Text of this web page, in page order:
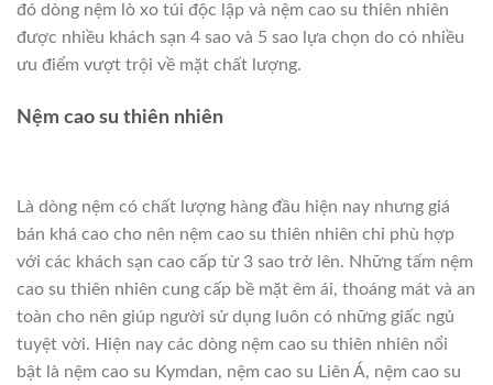
đó dòng nệm lò xo túi độc lập và nệm cao su thiên nhiên
được nhiều khách sạn 4 sao và 5 sao lựa chọn do có nhiều
ưu điểm vượt trội về mặt chất lượng.
Nệm cao su thiên nhiên
Là dòng nệm có chất lượng hàng đầu hiện nay nhưng giá
bán khá cao cho nên nệm cao su thiên nhiên chỉ phù hợp
với các khách sạn cao cấp từ 3 sao trở lên. Những tấm nệm
cao su thiên nhiên cung cấp bề mặt êm ái, thoáng mát và an
toàn cho nên giúp người sử dụng luôn có những giấc ngủ
tuyệt vời. Hiện nay các dòng nệm cao su thiên nhiên nổi
bật là nệm cao su Kymdan, nệm cao su Liên Á, nệm cao su